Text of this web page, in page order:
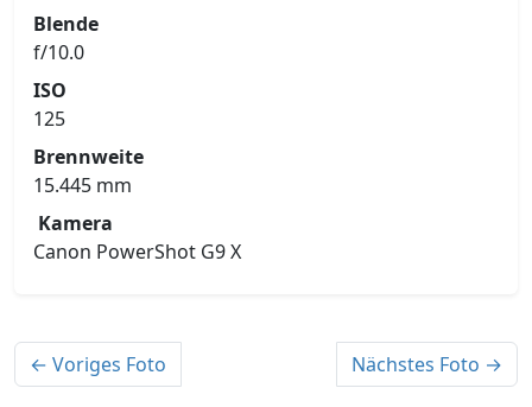
Blende
f/10.0
ISO
125
Brennweite
15.445 mm
Kamera
Canon PowerShot G9 X
← Voriges Foto Nächstes Foto →